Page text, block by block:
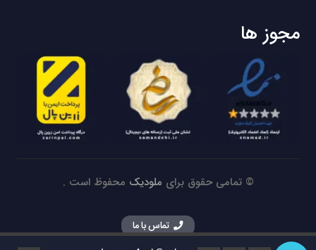
مجوز ها
© تمامی حقوق برای ملودیک محفوظ است .
تماس با ما